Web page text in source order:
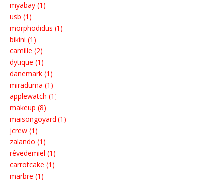
myabay (1)
usb (1)
morphodidus (1)
bikini (1)
camille (2)
dytique (1)
danemark (1)
miraduma (1)
applewatch (1)
makeup (8)
maisongoyard (1)
jcrew (1)
zalando (1)
rêvedemiel (1)
carrotcake (1)
marbre (1)